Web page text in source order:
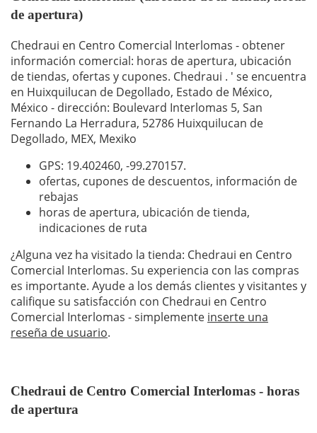
de apertura)
Chedraui en Centro Comercial Interlomas - obtener
información comercial: horas de apertura, ubicación
de tiendas, ofertas y cupones. Chedraui . ' se encuentra
en Huixquilucan de Degollado, Estado de México,
México - dirección: Boulevard Interlomas 5, San
Fernando La Herradura, 52786 Huixquilucan de
Degollado, MEX, Mexiko
GPS: 19.402460, -99.270157.
ofertas, cupones de descuentos, información de
rebajas
horas de apertura, ubicación de tienda,
indicaciones de ruta
¿Alguna vez ha visitado la tienda: Chedraui en Centro
Comercial Interlomas. Su experiencia con las compras
es importante. Ayude a los demás clientes y visitantes y
califique su satisfacción con Chedraui en Centro
Comercial Interlomas - simplemente inserte una
reseña de usuario.
Chedraui de Centro Comercial Interlomas - horas
de apertura